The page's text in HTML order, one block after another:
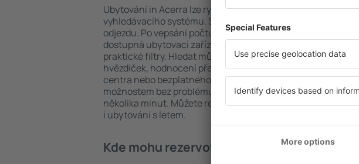
Ubytování in Acerra lze rychle najít prostřednictvím našeho
vyhledávacího systému. Stačí uvést cíl cesty a termín
odjezdu. Po vepsání počtu cestujících systém rychle najde
dostupná ubytovací zařízení in Acerra. Výběr ubytování
praktické filtry. Hledat můžete podle typu zařízení, počtu
hvězdiček, hodnocení předchozích návštěvníků,
centra nebo bezplatného zrušení rezervace. Díky těmto
možnostem bez problému najdete ubytování in Acerra v
několika minut. Můžete rezervovat pouze ubytovací zařízení
i ubytování s letem.
Kde mohu rezervovat ubytování in Acerra?